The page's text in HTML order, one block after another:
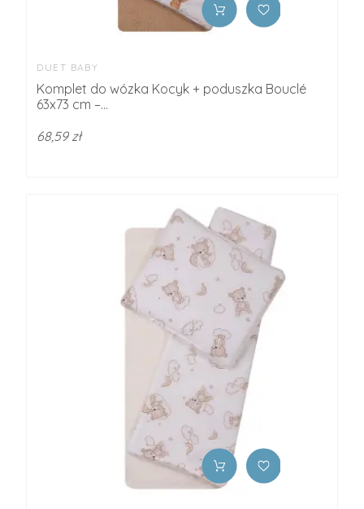
DUET BABY
Komplet do wózka Kocyk + poduszka Bouclé
63x73 cm –...
68,59 zł